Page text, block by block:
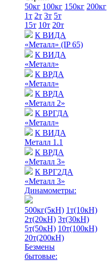
50кг 100кг 150кг 200кг
1т 2т 3т 5т
15т 10т 20т
К ВИДА
«Металл» (IP 65)
К ВИДА
«Металл»
К ВРДА
«Металл»
К ВРДА
«Металл 2»
К ВРГДА
«Металл»
К ВИДА
Металл 1.1
К ВРДА
«Металл 3»
К ВРГ2ДА
«Металл 3»
Динамометры:
500кг(5кН) 1т(10кН)
2т(20кН) 3т(30кН)
5т(50кН) 10т(100кН)
20т(200кН)
Безмены
бытовые: